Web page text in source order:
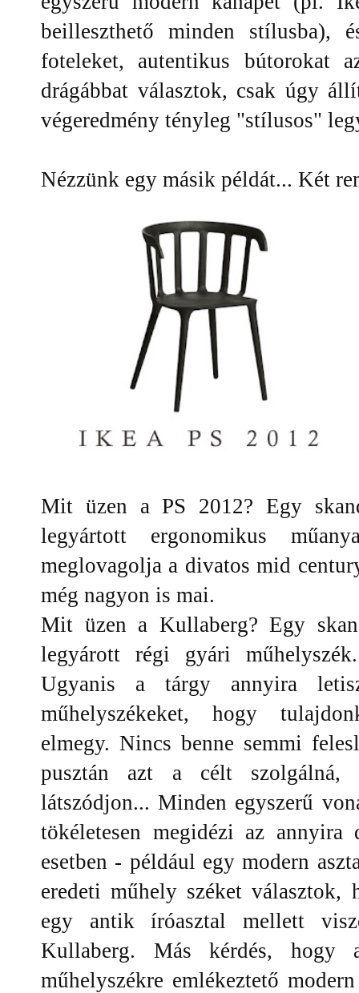
beilleszthető minden stílusba),
foteleket, autentikus bútorokat
drágábbat választok, csak úgy
végeredmény tényleg "stílusos"
Nézzünk egy másik példát... Két
Mit üzen a PS 2012? Egy
legyártott ergonomikus
meglovagolja a divatos mid
még nagyon is mai.
Mit üzen a Kullaberg? Egy
legyárott régi gyári
Ugyanis a tárgy annyira
műhelyszékeket, hogy
elmegy. Nincs benne semmi
pusztán azt a célt szolgálná,
látszódjon... Minden egyszerű
tökéletesen megidézi az
esetben - például egy modern
eredeti műhely széket választok,
egy antik íróasztal mellett
Kullaberg. Más kérdés,
műhelyszékre emlékeztető